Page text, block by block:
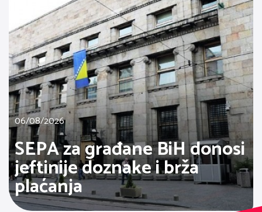
06/08/2026
SEPA za građane BiH donosi
jeftinije doznake i brža
plaćanja